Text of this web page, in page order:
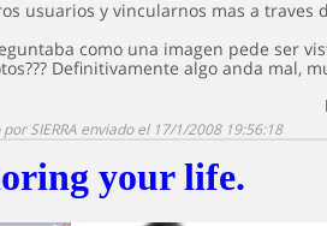
usuarios y vincularnos mas a traves
como una imagen pede ser
Definitivamente algo anda mal,
SIERRA enviado el 17/1/2008 19:56:18
your life.